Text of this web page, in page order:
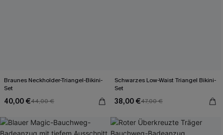
Braunes Neckholder-Triangel-Bikini-
Set
40,00 €44,00 €
Schwarzes Low-Waist Triangel Bikini-
Set
38,00 €47,00 €